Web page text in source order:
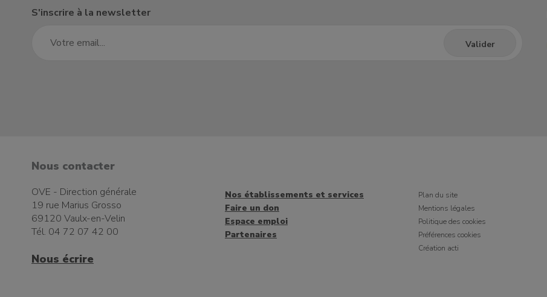
S'inscrire à la newsletter
Nous contacter
OVE - Direction générale
19 rue Marius Grosso
69120 Vaulx-en-Velin
Tél. 04 72 07 42 00
Nous écrire
Nos établissements et services
Faire un don
Espace emploi
Partenaires
Plan du site
Mentions légales
Politique des cookies
Préférences cookies
Création acti